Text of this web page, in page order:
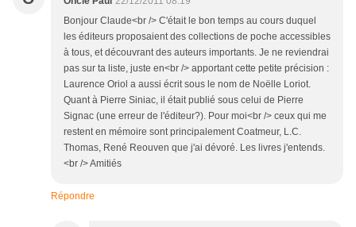
Bonjour Claude<br /> C'était le bon temps au cours duquel
les éditeurs proposaient des collections de poche accessibles
à tous, et découvrant des auteurs importants. Je ne reviendrai
pas sur ta liste, juste en<br /> apportant cette petite précision :
Laurence Oriol a aussi écrit sous le nom de Noëlle Loriot.
Quant à Pierre Siniac, il était publié sous celui de Pierre
Signac (une erreur de l'éditeur?). Pour moi<br /> ceux qui me
restent en mémoire sont principalement Coatmeur, L.C.
Thomas, René Reouven que j'ai dévoré. Les livres j'entends.
<br /> Amitiés
Répondre